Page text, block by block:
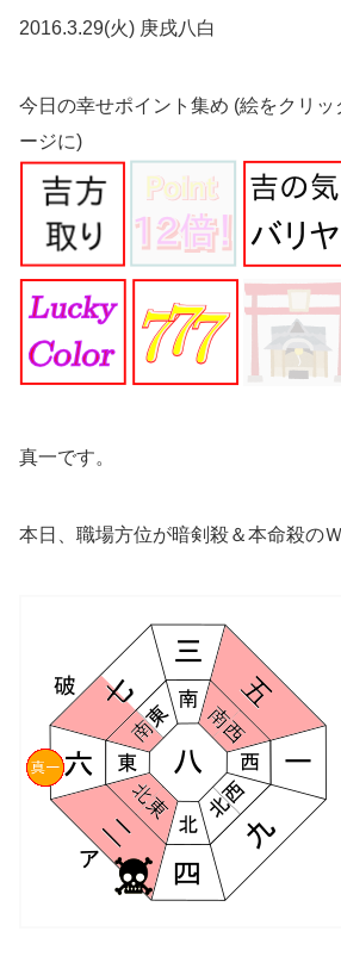
2016.3.29(火) 庚戌八白
今日の幸せポイント集め (絵をクリ
ージに)
真一です。
本日、職場方位が暗剣殺＆本命殺のＷ